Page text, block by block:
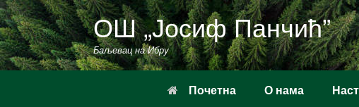
Пређи
на
садржај
ОШ „Јосиф Панчић”
Баљевац на Ибру
Почетна О нама